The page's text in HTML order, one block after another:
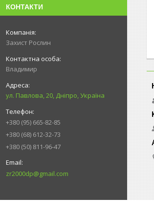
КОНТАКТИ
Захист Рослин
Владимир
ул. Павлова, 20, Дніпро, Україна
+380 (95) 665-82-85
+380 (68) 612-32-73
+380 (50) 811-96-47
zr2000dp@gmail.com